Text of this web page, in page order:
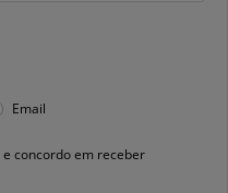
Email
e concordo em receber